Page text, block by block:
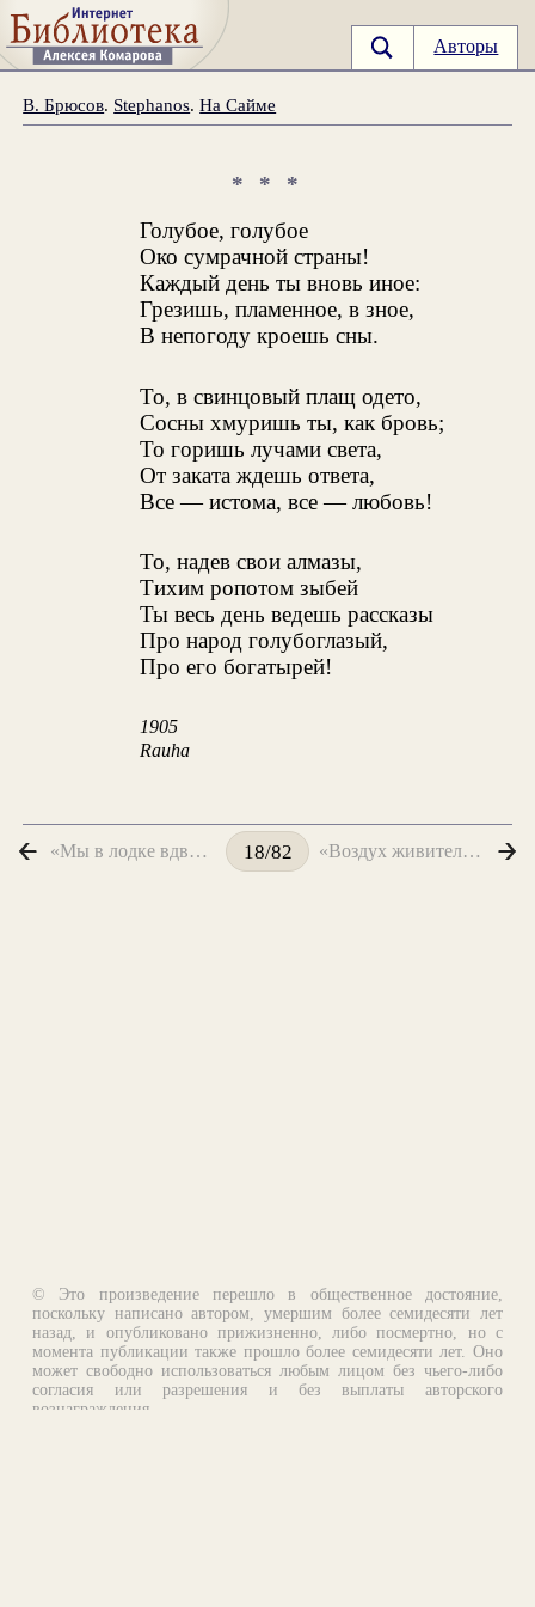
Авторы
В. Брюсов. Stephanos.На Сайме
* * *
Голубое, голубое
Око сумрачной страны!
Каждый день ты вновь иное:
Грезишь, пламенное, в зное,
В непогоду кроешь сны.
То, в свинцовый плащ одето,
Сосны хмуришь ты, как бровь;
То горишь лучами света,
От заката ждешь ответа,
Все — истома, все — любовь!
То, надев свои алмазы,
Тихим ропотом зыбей
Ты весь день ведешь рассказы
Про народ голубоглазый,
Про его богатырей!
1905
Rauha
«Мы в лодке вдвоем, и ласкает волна...» 18/82 «Воздух живительный, воздух смолистый...»
© Это произведение перешло в общественное достояние,
поскольку написано автором, умершим более семидесяти лет
назад, и опубликовано прижизненно, либо посмертно, но с
момента публикации также прошло более семидесяти лет. Оно
может свободно использоваться любым лицом без чьего-либо
согласия или разрешения и без выплаты авторского
вознаграждения.